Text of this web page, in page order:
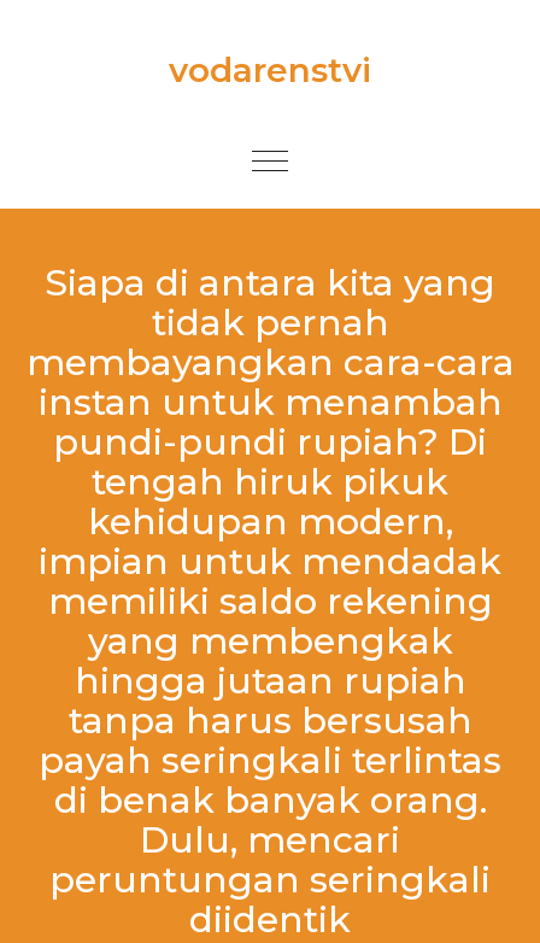
vodarenstvi
Toggle
Siapa di antara kita yang
tidak pernah
membayangkan cara-cara
instan untuk menambah
pundi-pundi rupiah? Di
tengah hiruk pikuk
kehidupan modern,
impian untuk mendadak
memiliki saldo rekening
yang membengkak
hingga jutaan rupiah
tanpa harus bersusah
payah seringkali terlintas
di benak banyak orang.
Dulu, mencari
peruntungan seringkali
diidentik